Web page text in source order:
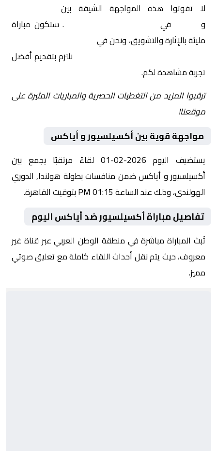
لا تفوتوا هذه المواجهة الشيقة بين
وأياكس في
. ستكون مباراة
مليئة بالإثارة والتشويق، ونحن في
نلتزم بتقديم أفضل
تجربة مشاهدة لكم.
ترقبوا المزيد من التغطيات الحصرية والمباريات المثيرة على
موقعنا!
مواجهة قوية بين أكسيلسيور و أياكس
يستضيف اليوم 2026-02-01 لقاءً مرتقبًا يجمع بين
أكسيلسيور و أياكس ضمن منافسات بطولة هولندا, الدوري
الهولندي، وذلك عند الساعة 01:15 PM بتوقيت القاهرة.
تفاصيل مباراة أكسيلسيور ضد أياكس اليوم
تُبث المباراة مباشرة في منطقة الوطن العربي عبر قناة غير
معروف، حيث يتم نقل أحداث اللقاء كاملة مع تعليق صوتي
مميز.